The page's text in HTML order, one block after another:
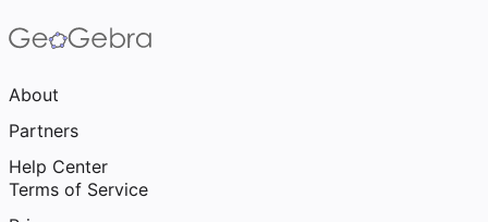
About
Partners
Help Center
Terms of Service